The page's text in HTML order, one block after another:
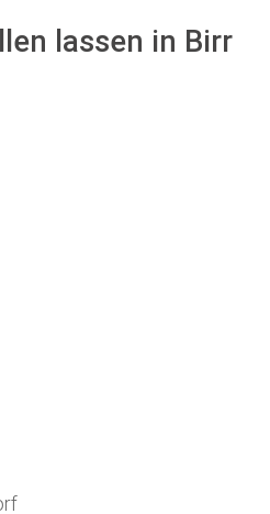
lassen in Birr